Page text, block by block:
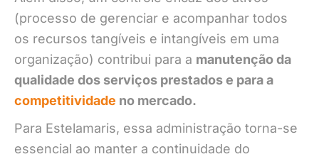
(processo de gerenciar e acompanhar todos
os recursos tangíveis e intangíveis em uma
organização) contribui para a manutenção da
qualidade dos serviços prestados e para a
competitividade no mercado.
Para Estelamaris, essa administração torna-se
essencial ao manter a continuidade do